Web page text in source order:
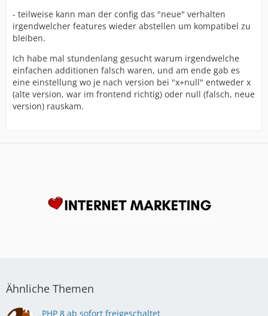
- teilweise kann man der config das "neue" verhalten
irgendwelcher features wieder abstellen um kompatibel zu
bleiben.
Ich habe mal stundenlang gesucht warum irgendwelche
einfachen additionen falsch waren, und am ende gab es
eine einstellung wo je nach version bei "x+null" entweder x
(alte version, war im frontend richtig) oder null (falsch, neue
version) rauskam.
Ähnliche Themen
PHP 8 ab sofort freigeschaltet